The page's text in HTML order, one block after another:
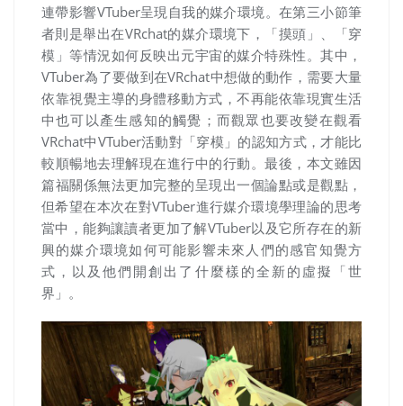
連帶影響VTuber呈現自我的媒介環境。在第三小節筆
者則是舉出在VRchat的媒介環境下，「摸頭」、「穿
模」等情況如何反映出元宇宙的媒介特殊性。其中，
VTuber為了要做到在VRchat中想做的動作，需要大量
依靠視覺主導的身體移動方式，不再能依靠現實生活
中也可以產生感知的觸覺；而觀眾也要改變在觀看
VRchat中VTuber活動對「穿模」的認知方式，才能比
較順暢地去理解現在進行中的行動。最後，本文雖因
篇福關係無法更加完整的呈現出一個論點或是觀點，
但希望在本次在對VTuber進行媒介環境學理論的思考
當中，能夠讓讀者更加了解VTuber以及它所存在的新
興的媒介環境如何可能影響未來人們的感官知覺方
式，以及他們開創出了什麼樣的全新的虛擬「世
界」。